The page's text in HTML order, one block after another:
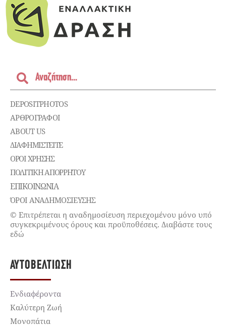
DEPOSITPHOTOS
ΑΡΘΡΟΓΡΑΦΟΙ
ABOUT US
ΔΙΑΦΗΜΙΣΤΕΊΤΕ
ΌΡΟΙ ΧΡΉΣΗΣ
ΠΟΛΙΤΙΚΉ ΑΠΟΡΡΉΤΟΥ
ΕΠΙΚΟΙΝΩΝΊΑ
ΌΡΟΙ ΑΝΑΔΗΜΟΣΙΕΥΣΗΣ
© Επιτρέπεται η αναδημοσίευση περιεχομένου μόνο υπό
συγκεκριμένους όρους και προϋποθέσεις. Διαβάστε τους
εδώ
ΑΥΤΟΒΕΛΤΊΩΣΗ
Ενδιαφέροντα
Καλύτερη Ζωή
Μονοπάτια